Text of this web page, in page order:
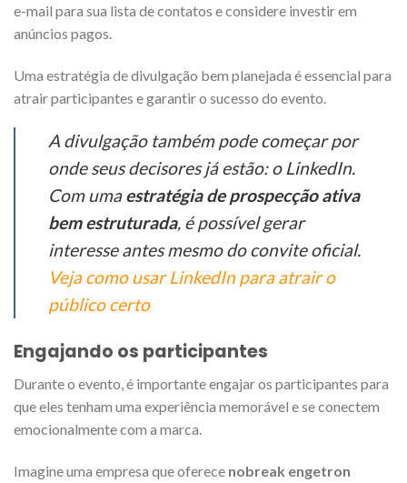
e-mail para sua lista de contatos e considere investir em
anúncios pagos.
Uma estratégia de divulgação bem planejada é essencial para
atrair participantes e garantir o sucesso do evento.
A divulgação também pode começar por
onde seus decisores já estão: o LinkedIn.
Com umaestratégia de prospecção ativa
bem estruturada, é possível gerar
interesse antes mesmo do convite oficial.
Veja como usar LinkedIn para atrair o
público certo
Engajando os participantes
Durante o evento, é importante engajar os participantes para
que eles tenham uma experiência memorável e se conectem
emocionalmente com a marca.
Imagine uma empresa que oferece nobreak engetron